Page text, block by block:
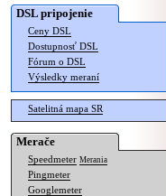
DSL pripojenie
Ceny DSL
Dostupnosť DSL
Fórum o DSL
Výsledky meraní
Satelitná mapa SR
Merače
Speedmeter Merania
Pingmeter
Googlemeter